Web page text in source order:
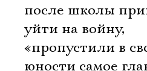
после школы
уйти на войну,
«пропустили в
юности самое